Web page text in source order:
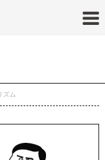
ズム